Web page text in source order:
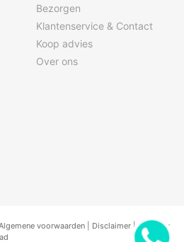
Bezorgen
Klantenservice & Contact
Koop advies
Over ons
voorwaarden Disclaimer | |Privacy